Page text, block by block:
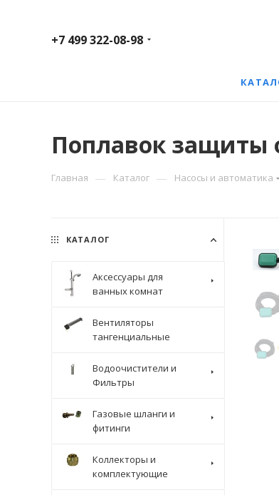
+7 499 322-08-98
Поплавок защиты
Главная — Каталог — Насосы и автоматика
КАТАЛОГ
Аксессуары для
ванных комнат
Вентиляторы
тангенциальные
Водоочистители и
Фильтры
Газовые шланги и
фитинги
Коллекторы и
комплектующие